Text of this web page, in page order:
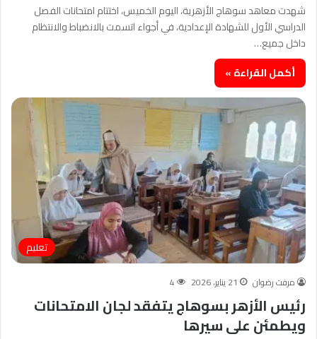
شهدت معاهد سوهاج الأزهرية، اليوم الخميس، اختتام امتحانات الفصل
الدراسي الأول للشهادة الإعدادية، في أجواء اتسمت بالانضباط والانتظام
داخل جميع…
أكمل القراءة »
تعليم
مرفت رضوان 21 يناير، 2026 4
رئيس الأزهر بسوهاج يتفقد لجان الامتحانات
ويطمئن على سيرها